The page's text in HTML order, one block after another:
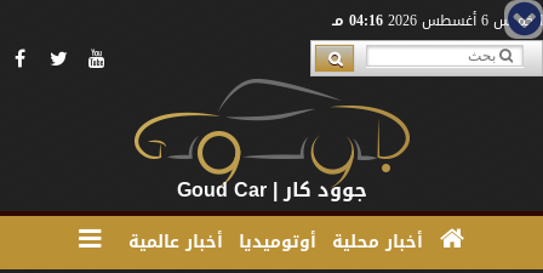
الخميس 6 أغسطس 2026 04:16 مـ
جوود كار | Goud Car
أخبار محلية أوتوميديا أخبار عالمية